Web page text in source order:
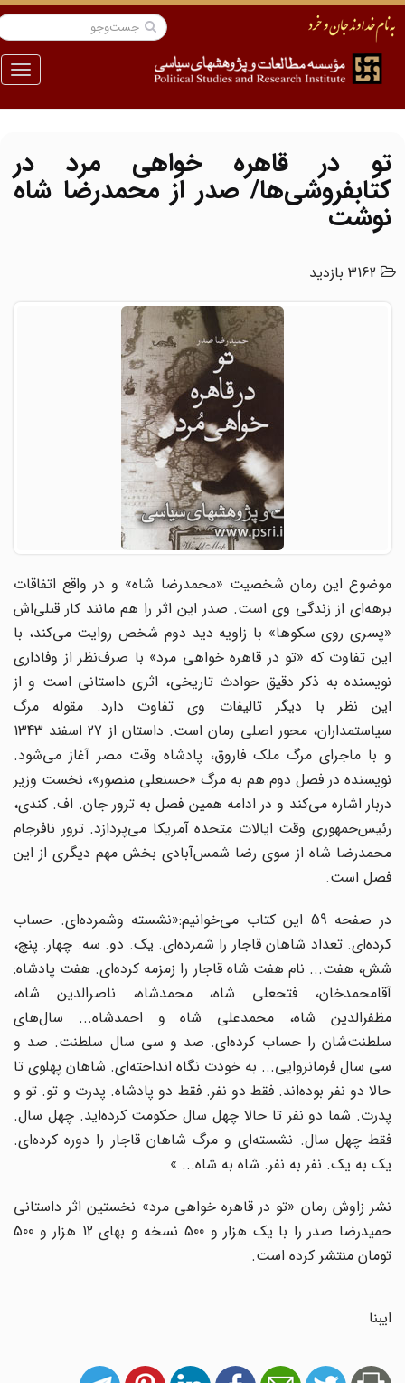
منو
تو در قاهره خواهی مرد در
کتابفروشی‌ها/ صدر از محمدرضا شاه
نوشت
3162 بازدید
موضوع این رمان شخصیت «محمدرضا شاه» و در واقع اتفاقات
برهه‌ای از زندگی وی است. صدر این اثر را هم مانند کار قبلی‌اش
«پسری روی سکوها» با زاویه دید دوم شخص روایت می‌کند،‌ با
این تفاوت که «تو در قاهره خواهی مرد» با صرف‌نظر از وفاداری
نویسنده به ذکر دقیق حوادث تاریخی، اثری داستانی است و از
این نظر با دیگر تالیفات وی تفاوت دارد. مقوله مرگ
سیاستمداران، محور اصلی‌ رمان است. داستان از 27 اسفند 1343
و با ماجرای مرگ ملک فاروق، پادشاه وقت مصر آغاز می‌شود.
نویسنده در فصل دوم هم به مرگ «حسنعلی منصور»،‌ نخست وزیر
دربار اشاره می‌کند و در ادامه همین فصل به ترور جان. اف. کندی،
رئیس‌جمهوری وقت ایالات متحده آمریکا می‌پردازد. ترور نافرجام
محمدرضا شاه از سوی رضا شمس‌آبادی بخش مهم دیگری از این
فصل است.
در صفحه 59 این کتاب می‌خوانیم:«نشسته وشمرده‌ای. حساب
کرده‌ای. تعداد شاهان قاجار را شمرده‌ای. یک. دو. سه. چهار. پنچ،
شش، هفت... نام هفت شاه قاجار را زمزمه کرده‌ای. هفت پادشاه:
آقامحمدخان، فتحعلی شاه، محمدشاه، ناصرالدین شاه،
مظفرالدین شاه‌،‌ محمدعلی شاه و احمدشاه... سال‌های
سلطنت‌شان را حساب کرده‌ای. صد و سی سال سلطنت. صد و
سی سال فرمانروایی... به خودت نگاه انداخته‌ای. شاهان پهلوی تا
حالا دو نفر بوده‌اند. فقط دو نفر. فقط دو پادشاه. پدرت و تو. تو و
پدرت. شما دو نفر تا حالا چهل سال حکومت کرده‌اید. چهل سال.
فقط چهل سال. نشسته‌ای و مرگ شاهان قاجار را دوره کرده‌ای.
یک به یک. نفر به نفر. شاه به شاه... »
نشر زاوش رمان «تو در قاهره خواهی مرد» نخستین اثر داستانی
حمیدرضا صدر را با یک هزار و 500 نسخه و بهای 12 هزار و 500
تومان منتشر کرده است.
ایبنا